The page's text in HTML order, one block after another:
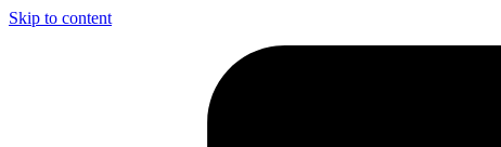
Skip to content